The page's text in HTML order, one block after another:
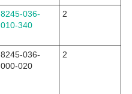
8245-036-
010-340
2
8245-036-
000-020
2